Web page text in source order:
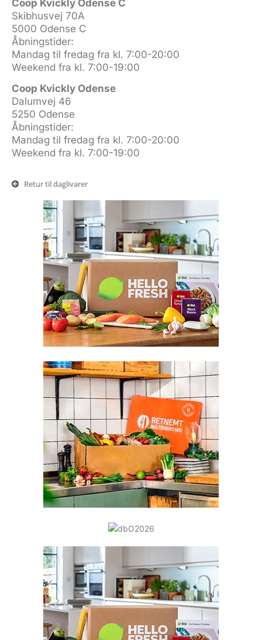
Coop Kvickly Odense C
Skibhusvej 70A
5000 Odense C
Åbningstider:
Mandag til fredag fra kl. 7:00-20:00
Weekend fra kl. 7:00-19:00
Coop Kvickly Odense
Dalumvej 46
5250 Odense
Åbningstider:
Mandag til fredag fra kl. 7:00-20:00
Weekend fra kl. 7:00-19:00
Retur til daglivarer